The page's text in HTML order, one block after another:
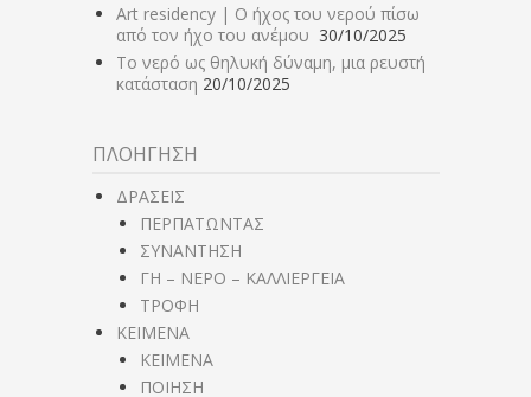
Art residency | Ο ήχος του νερού πίσω
από τον ήχο του ανέμου 30/10/2025
Το νερό ως θηλυκή δύναμη, μια ρευστή
κατάσταση 20/10/2025
ΠΛΟΗΓΗΣΗ
ΔΡΑΣΕΙΣ
ΠΕΡΠΑΤΩΝΤΑΣ
ΣΥΝΑΝΤΗΣΗ
ΓΗ – ΝΕΡΟ – ΚΑΛΛΙΕΡΓΕΙΑ
ΤΡΟΦΗ
ΚΕΙΜΕΝΑ
ΚΕΙΜΕΝΑ
ΠΟΙΗΣΗ